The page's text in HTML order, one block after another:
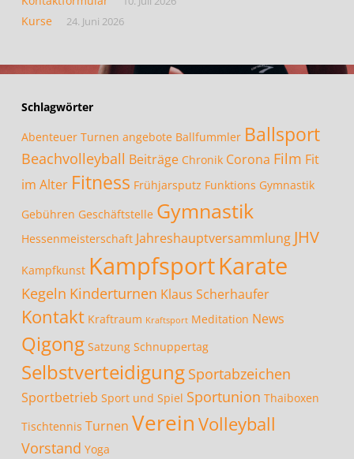
Kurse 24. Juni 2026
Schlagwörter
Abenteuer Turnen angebote Ballfummler Ballsport
Beachvolleyball Beiträge Chronik Corona Film Fit
im Alter Fitness Frühjarsputz Funktions Gymnastik
Gebühren Geschäftstelle Gymnastik
Hessenmeisterschaft Jahreshauptversammlung JHV
Kampfkunst KampfsportKarate
Kegeln Kinderturnen Klaus Scherhaufer
Kontakt Kraftraum Kraftsport Meditation News
Qigong Satzung Schnuppertag
Selbstverteidigung Sportabzeichen
Sportbetrieb Sport und Spiel Sportunion Thaiboxen
Tischtennis Turnen Verein Volleyball
Vorstand Yoga